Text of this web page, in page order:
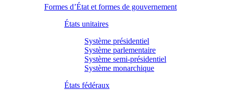
Formes d’État et formes de gouvernement
États unitaires
Système présidentiel
Système parlementaire
Système semi-présidentiel
Système monarchique
États fédéraux